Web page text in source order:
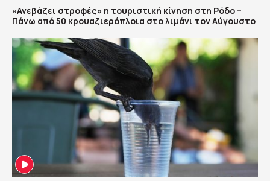
«Ανεβάζει στροφές» η τουριστική κίνηση στη Ρόδο –
Πάνω από 50 κρουαζιερόπλοια στο λιμάνι τον Αύγουστο